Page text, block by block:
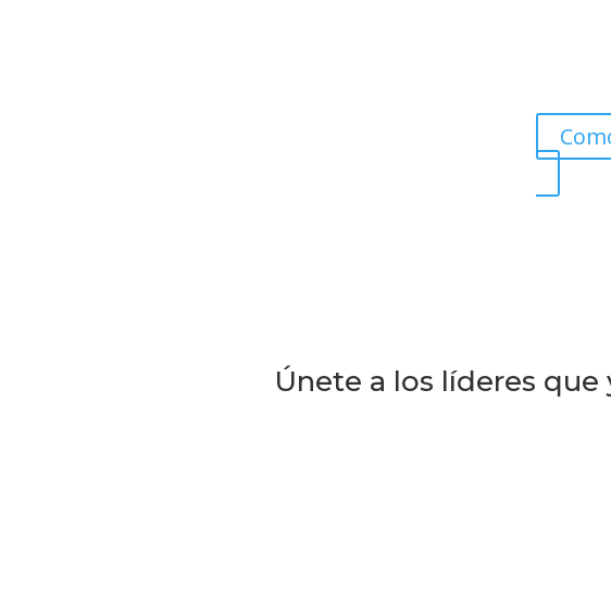
Únete a los líderes